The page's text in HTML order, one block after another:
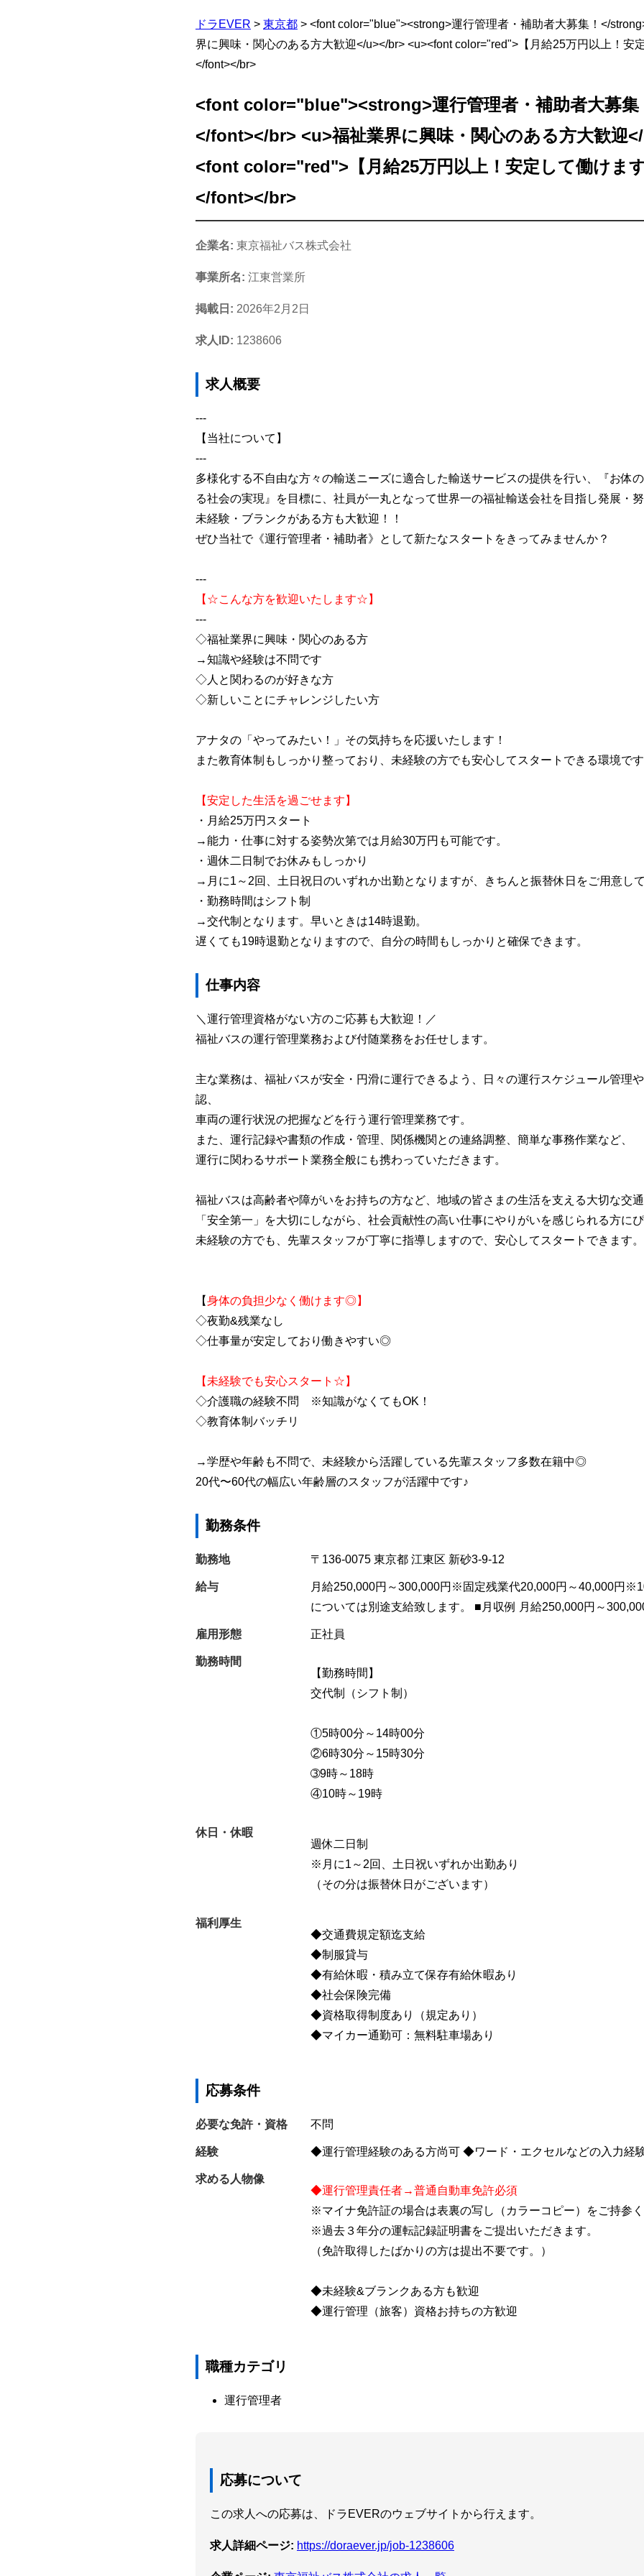
ドラEVER > 東京都 > <font color="blue"><strong>運行管理者・補助者大募集！</
界に興味・関心のある方大歓迎</u></br> <u><font color="red">【月給25万円以上！安
</font></br>
<font color="blue"><strong>運行管理者・補助者大募
</font></br> <u>福祉業界に興味・関心のある方大歓迎
<font color="red">【月給25万円以上！安定して働けま
</font></br>
企業名: 東京福祉バス株式会社
事業所名: 江東営業所
掲載日: 2026年2月2日
求人ID: 1238606
求人概要
---
【当社について】
---
多様化する不自由な方々の輸送ニーズに適合した輸送サービスの提供を行い、『お体
る社会の実現』を目標に、社員が一丸となって世界一の福祉輸送会社を目指し発展・
未経験・ブランクがある方も大歓迎！！
ぜひ当社で《運行管理者・補助者》として新たなスタートをきってみませんか？
---
【☆こんな方を歓迎いたします☆】
---
◇福祉業界に興味・関心のある方
→知識や経験は不問です
◇人と関わるのが好きな方
◇新しいことにチャレンジしたい方
アナタの「やってみたい！」その気持ちを応援いたします！
また教育体制もしっかり整っており、未経験の方でも安心してスタートできる環境で
【安定した生活を過ごせます】
・月給25万円スタート
→能力・仕事に対する姿勢次第では月給30万円も可能です。
・週休二日制でお休みもしっかり
→月に1～2回、土日祝日のいずれか出勤となりますが、きちんと振替休日をご用意して
・勤務時間はシフト制
→交代制となります。早いときは14時退勤。
遅くても19時退勤となりますので、自分の時間もしっかりと確保できます。
仕事内容
＼運行管理資格がない方のご応募も大歓迎！／
福祉バスの運行管理業務および付随業務をお任せします。
主な業務は、福祉バスが安全・円滑に運行できるよう、日々の運行スケジュール管理
認、
車両の運行状況の把握などを行う運行管理業務です。
また、運行記録や書類の作成・管理、関係機関との連絡調整、簡単な事務作業など、
運行に関わるサポート業務全般にも携わっていただきます。
福祉バスは高齢者や障がいをお持ちの方など、地域の皆さまの生活を支える大切な交通
「安全第一」を大切にしながら、社会貢献性の高い仕事にやりがいを感じられる方に
未経験の方でも、先輩スタッフが丁寧に指導しますので、安心してスタートできます。
【身体の負担少なく働けます◎】
◇夜勤&残業なし
◇仕事量が安定しており働きやすい◎
【未経験でも安心スタート☆】
◇介護職の経験不問 ※知識がなくてもOK！
◇教育体制バッチリ
→学歴や年齢も不問で、未経験から活躍している先輩スタッフ多数在籍中◎
20代〜60代の幅広い年齢層のスタッフが活躍中です♪
勤務条件
勤務地 〒136-0075 東京都 江東区 新砂3-9-12
給与
月給250,000円～300,000円※固定残業代20,000円～40,000円
については別途支給致します。 ■月収例 月給250,000円～
雇用形態 正社員
勤務時間
【勤務時間】
交代制（シフト制）
①5時00分～14時00分
②6時30分～15時30分
➂9時～18時
④10時～19時
休日・休暇
週休二日制
※月に1～2回、土日祝いずれか出勤あり
（その分は振替休日がございます）
福利厚生
◆交通費規定額迄支給
◆制服貸与
◆有給休暇・積み立て保存有給休暇あり
◆社会保険完備
◆資格取得制度あり（規定あり）
◆マイカー通勤可：無料駐車場あり
応募条件
必要な免許・資格 不問
経験 ◆運行管理経験のある方尚可 ◆ワード・エクセルなどの入力経
求める人物像
◆運行管理責任者→普通自動車免許必須
※マイナ免許証の場合は表裏の写し（カラーコピー）をご持参く
※過去３年分の運転記録証明書をご提出いただきます。
（免許取得したばかりの方は提出不要です。）
◆未経験&ブランクある方も歓迎
◆運行管理（旅客）資格お持ちの方歓迎
職種カテゴリ
運行管理者
応募について
この求人への応募は、ドラEVERのウェブサイトから行えます。
求人詳細ページ: https://doraever.jp/job-1238606